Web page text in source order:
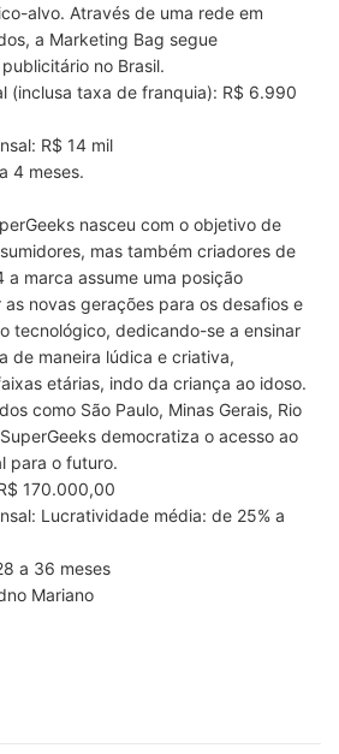
alvo. Através de uma rede em
a Marketing Bag segue
no Brasil.
(inclusa taxa de franquia): R$ 6.990
R$ 14 mil
4 meses.
nasceu com o objetivo de
mas também criadores de
a marca assume uma posição
novas gerações para os desafios e
tecnológico, dedicando-se a ensinar
de maneira lúdica e criativa,
etárias, indo da criança ao idoso.
como São Paulo, Minas Gerais, Rio
democratiza o acesso ao
para o futuro.
170.000,00
Lucratividade média: de 25% a
a 36 meses
Mariano